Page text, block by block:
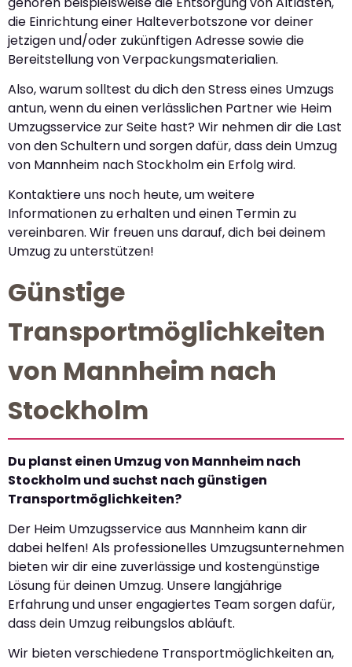
die Einrichtung einer Halteverbotszone vor deiner
jetzigen und/oder zukünftigen Adresse sowie die
Bereitstellung von Verpackungsmaterialien.
Also, warum solltest du dich den Stress eines Umzugs
antun, wenn du einen verlässlichen Partner wie Heim
Umzugsservice zur Seite hast? Wir nehmen dir die Last
von den Schultern und sorgen dafür, dass dein Umzug
von Mannheim nach Stockholm ein Erfolg wird.
Kontaktiere uns noch heute, um weitere
Informationen zu erhalten und einen Termin zu
vereinbaren. Wir freuen uns darauf, dich bei deinem
Umzug zu unterstützen!
Günstige
Transportmöglichkeiten
von Mannheim nach
Stockholm
Du planst einen Umzug von Mannheim nach
Stockholm und suchst nach günstigen
Transportmöglichkeiten?
Der Heim Umzugsservice aus Mannheim kann dir
dabei helfen! Als professionelles Umzugsunternehmen
bieten wir dir eine zuverlässige und kostengünstige
Lösung für deinen Umzug. Unsere langjährige
Erfahrung und unser engagiertes Team sorgen dafür,
dass dein Umzug reibungslos abläuft.
Wir bieten verschiedene Transportmöglichkeiten an,